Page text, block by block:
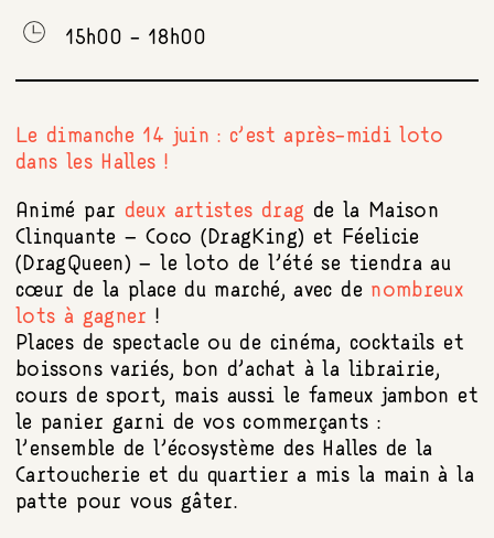
15h00 - 18h00
Le dimanche 14 juin : c’est après-midi loto
dans les Halles !
Animé par deux artistes drag de la Maison
Clinquante – Coco (DragKing) et Féelicie
(DragQueen) – le loto de l’été se tiendra au
cœur de la place du marché, avec de nombreux
lots à gagner!
Places de spectacle ou de cinéma, cocktails et
boissons variés, bon d’achat à la librairie,
cours de sport, mais aussi le fameux jambon et
le panier garni de vos commerçants :
l’ensemble de l’écosystème des Halles de la
Cartoucherie et du quartier a mis la main à la
patte pour vous gâter.